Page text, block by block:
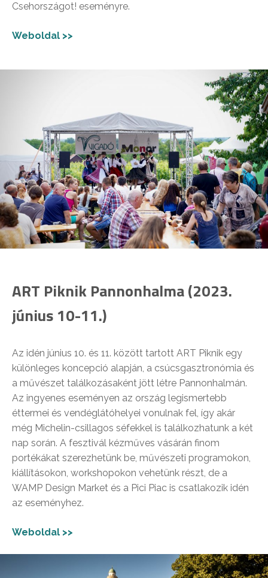
Csehországot! eseményre.
Weboldal >>
ART Piknik Pannonhalma (2023.
június 10-11.)
Az idén június 10. és 11. között tartott ART Piknik egy
különleges koncepció alapján, a csúcsgasztronómia és
a művészet találkozásaként jött létre Pannonhalmán.
Az ingyenes eseményen az ország legismertebb
éttermei és vendéglátóhelyei vonulnak fel, így akár
még Michelin-csillagos séfekkel is találkozhatunk a két
nap során. A fesztivál kézműves vásárán finom
portékákat szerezhetünk be, művészeti programokon,
kiállításokon, workshopokon vehetünk részt, de a
WAMP Design Market és a Pici Piac is csatlakozik idén
az eseményhez.
Weboldal >>